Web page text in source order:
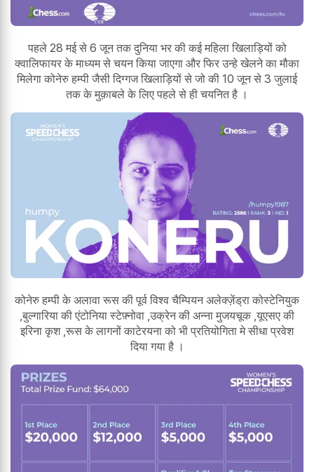
पहले 28 मई से 6 जून तक दुनिया भर की कई महिला खिलाड़ियों को
क्वालिफायर के माध्यम से चयन किया जाएगा और फिर उन्हे खेलने का मौका
मिलेगा कोनेरु हम्पी जैसी दिग्गज खिलाड़ियों से जो की 10 जून से 3 जुलाई
तक के मुक़ाबले के लिए पहले से ही चयनित है ।
कोनेरु हम्पी के अलावा रूस की पूर्व विश्व चैम्पियन अलेक्ज़ेंड्रा कोस्टेनियुक
,बुल्गारिया की एंटोनिया स्टेफ़्नोवा ,उक्रेन की अन्ना मुजयचूक ,यूएसए की
इरिना कृश ,रूस के लागनों काटेरयना को भी प्रतियोगिता मे सीधा प्रवेश
दिया गया है ।